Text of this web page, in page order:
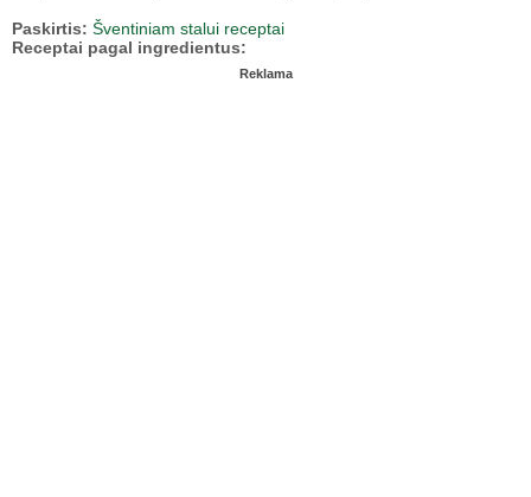
Paskirtis: Šventiniam stalui receptai
Receptai pagal ingredientus:
Reklama